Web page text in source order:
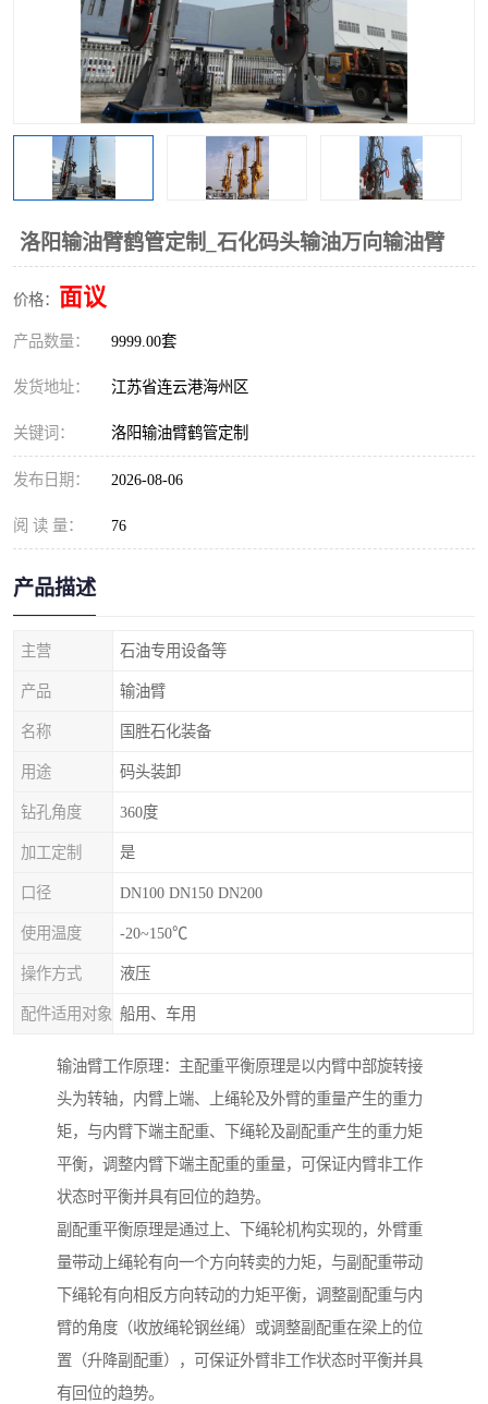
洛阳输油臂鹤管定制_石化码头输油万向输油臂
价格： 面议
产品数量： 9999.00套
发货地址： 江苏省连云港海州区
关键词： 洛阳输油臂鹤管定制
发布日期： 2026-08-06
阅 读 量： 76
产品描述
主营 石油专用设备等
产品 输油臂
名称 国胜石化装备
用途 码头装卸
钻孔角度 360度
加工定制 是
口径 DN100 DN150 DN200
使用温度 -20~150℃
操作方式 液压
配件适用对象 船用、车用
输油臂工作原理：主配重平衡原理是以内臂中部旋转接
头为转轴，内臂上端、上绳轮及外臂的重量产生的重力
矩，与内臂下端主配重、下绳轮及副配重产生的重力矩
平衡，调整内臂下端主配重的重量，可保证内臂非工作
状态时平衡并具有回位的趋势。
副配重平衡原理是通过上、下绳轮机构实现的，外臂重
量带动上绳轮有向一个方向转卖的力矩，与副配重带动
下绳轮有向相反方向转动的力矩平衡，调整副配重与内
臂的角度（收放绳轮钢丝绳）或调整副配重在梁上的位
置（升降副配重），可保证外臂非工作状态时平衡并具
有回位的趋势。